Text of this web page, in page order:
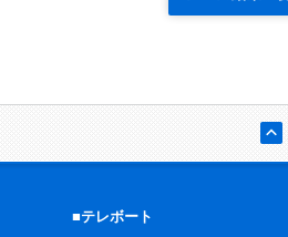
■テレボート